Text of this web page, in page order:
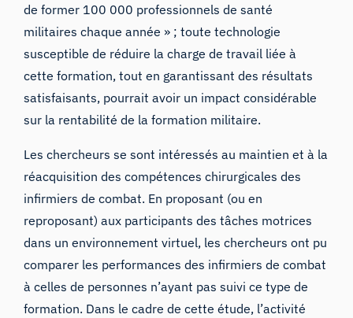
de former 100 000 professionnels de santé
militaires chaque année » ; toute technologie
susceptible de réduire la charge de travail liée à
cette formation, tout en garantissant des résultats
satisfaisants, pourrait avoir un impact considérable
sur la rentabilité de la formation militaire.
Les chercheurs se sont intéressés au maintien et à la
réacquisition des compétences chirurgicales des
infirmiers de combat. En proposant (ou en
reproposant) aux participants des tâches motrices
dans un environnement virtuel, les chercheurs ont pu
comparer les performances des infirmiers de combat
à celles de personnes n’ayant pas suivi ce type de
formation. Dans le cadre de cette étude, l’activité